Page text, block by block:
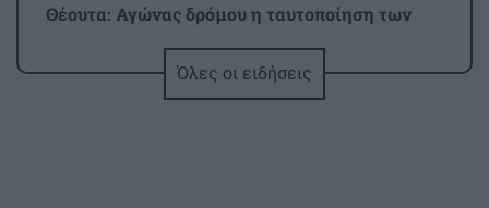
Θέουτα: Αγώνας δρόμου η ταυτοποίηση των
μεταφορά των ανηλίκων
Όλες οι ειδήσεις